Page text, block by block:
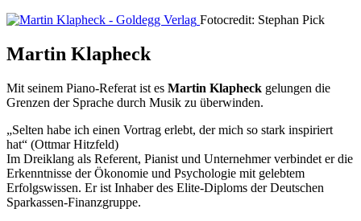
Fotocredit: Stephan Pick
Martin Klapheck
Mit seinem Piano-Referat ist es Martin Klapheck gelungen die
Grenzen der Sprache durch Musik zu überwinden.
„Selten habe ich einen Vortrag erlebt, der mich so stark inspiriert
hat“ (Ottmar Hitzfeld)
Im Dreiklang als Referent, Pianist und Unternehmer verbindet er die
Erkenntnisse der Ökonomie und Psychologie mit gelebtem
Erfolgswissen. Er ist Inhaber des Elite-Diploms der Deutschen
Sparkassen-Finanzgruppe.